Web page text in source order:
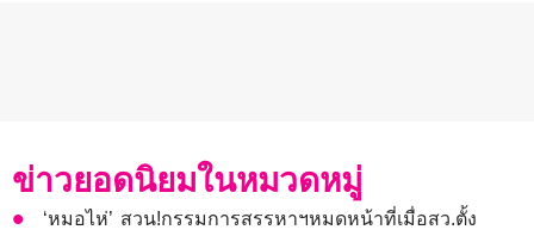
ข่าวยอดนิยมในหมวดหมู่
‘หมอไห่’ สวน!กรรมการสรรหาฯหมดหน้าที่เมื่อสว.ตั้ง